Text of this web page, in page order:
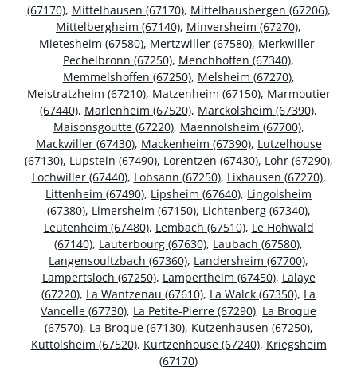
(67170), Mittelhausen (67170), Mittelhausbergen (67206),
Mittelbergheim (67140), Minversheim (67270),
Mietesheim (67580), Mertzwiller (67580), Merkwiller-
Pechelbronn (67250), Menchhoffen (67340),
Memmelshoffen (67250), Melsheim (67270),
Meistratzheim (67210), Matzenheim (67150), Marmoutier
(67440), Marlenheim (67520), Marckolsheim (67390),
Maisonsgoutte (67220), Maennolsheim (67700),
Mackwiller (67430), Mackenheim (67390), Lutzelhouse
(67130), Lupstein (67490), Lorentzen (67430), Lohr (67290),
Lochwiller (67440), Lobsann (67250), Lixhausen (67270),
Littenheim (67490), Lipsheim (67640), Lingolsheim
(67380), Limersheim (67150), Lichtenberg (67340),
Leutenheim (67480), Lembach (67510), Le Hohwald
(67140), Lauterbourg (67630), Laubach (67580),
Langensoultzbach (67360), Landersheim (67700),
Lampertsloch (67250), Lampertheim (67450), Lalaye
(67220), La Wantzenau (67610), La Walck (67350), La
Vancelle (67730), La Petite-Pierre (67290), La Broque
(67570), La Broque (67130), Kutzenhausen (67250),
Kuttolsheim (67520), Kurtzenhouse (67240), Kriegsheim
(67170)